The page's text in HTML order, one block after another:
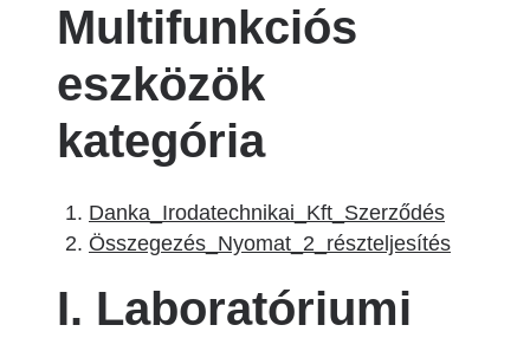
Multifunkciós
eszközök
kategória
Danka_Irodatechnikai_Kft_Szerződés
Összegezés_Nyomat_2_részteljesítés
I. Laboratóriumi